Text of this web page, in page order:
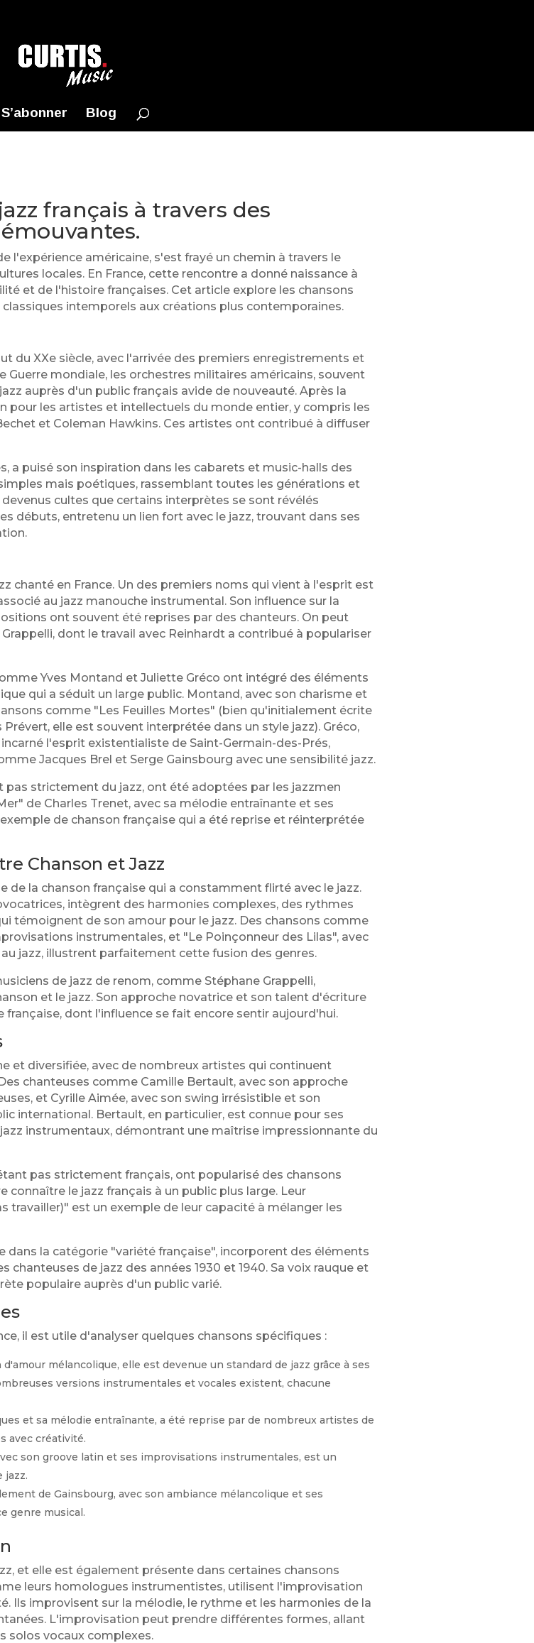
S’abonner Blog
français à travers des
l'expérience américaine, s'est frayé un chemin à travers le
locales. En France, cette rencontre a donné naissance à
et de l'histoire françaises. Cet article explore les chansons
intemporels aux créations plus contemporaines.
du XXe siècle, avec l'arrivée des premiers enregistrements et
Guerre mondiale, les orchestres militaires américains, souvent
auprès d'un public français avide de nouveauté. Après la
pour les artistes et intellectuels du monde entier, y compris les
et Coleman Hawkins. Ces artistes ont contribué à diffuser
a puisé son inspiration dans les cabarets et music-halls des
mais poétiques, rassemblant toutes les générations et
cultes que certains interprètes se sont révélés
débuts, entretenu un lien fort avec le jazz, trouvant dans ses
chanté en France. Un des premiers noms qui vient à l'esprit est
au jazz manouche instrumental. Son influence sur la
ont souvent été reprises par des chanteurs. On peut
dont le travail avec Reinhardt a contribué à populariser
Yves Montand et Juliette Gréco ont intégré des éléments
qui a séduit un large public. Montand, avec son charisme et
comme "Les Feuilles Mortes" (bien qu'initialement écrite
elle est souvent interprétée dans un style jazz). Gréco,
l'esprit existentialiste de Saint-Germain-des-Prés,
Jacques Brel et Serge Gainsbourg avec une sensibilité jazz.
pas strictement du jazz, ont été adoptées par les jazzmen
de Charles Trenet, avec sa mélodie entraînante et ses
de chanson française qui a été reprise et réinterprétée
Chanson et Jazz
de la chanson française qui a constamment flirté avec le jazz.
intègrent des harmonies complexes, des rythmes
témoignent de son amour pour le jazz. Des chansons comme
instrumentales, et "Le Poinçonneur des Lilas", avec
jazz, illustrent parfaitement cette fusion des genres.
de jazz de renom, comme Stéphane Grappelli,
et le jazz. Son approche novatrice et son talent d'écriture
dont l'influence se fait encore sentir aujourd'hui.
et diversifiée, avec de nombreux artistes qui continuent
chanteuses comme Camille Bertault, avec son approche
et Cyrille Aimée, avec son swing irrésistible et son
international. Bertault, en particulier, est connue pour ses
instrumentaux, démontrant une maîtrise impressionnante du
pas strictement français, ont popularisé des chansons
connaître le jazz français à un public plus large. Leur
travailler)" est un exemple de leur capacité à mélanger les
dans la catégorie "variété française", incorporent des éléments
de jazz des années 1930 et 1940. Sa voix rauque et
populaire auprès d'un public varié.
il est utile d'analyser quelques chansons spécifiques :
mélancolique, elle est devenue un standard de jazz grâce à ses
versions instrumentales et vocales existent, chacune
et sa mélodie entraînante, a été reprise par de nombreux artistes de
avec créativité.
son groove latin et ses improvisations instrumentales, est un
jazz.
de Gainsbourg, avec son ambiance mélancolique et ses
genre musical.
et elle est également présente dans certaines chansons
leurs homologues instrumentistes, utilisent l'improvisation
Ils improvisent sur la mélodie, le rythme et les harmonies de la
L'improvisation peut prendre différentes formes, allant
solos vocaux complexes.